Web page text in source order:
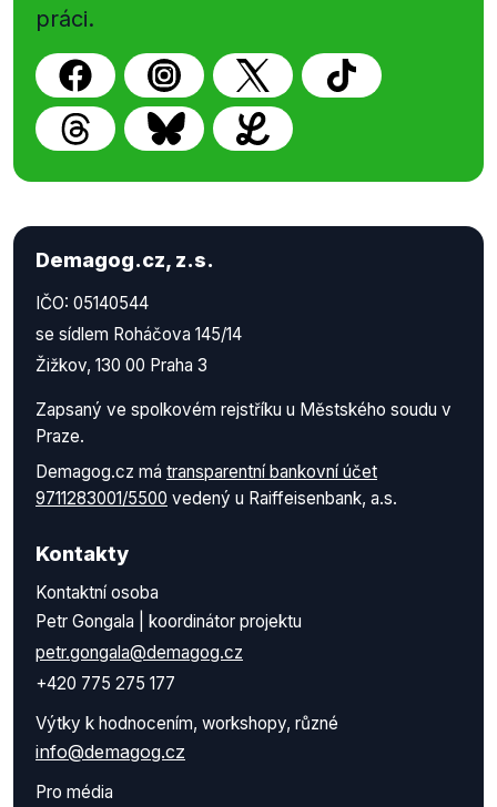
práci.
Demagog.cz, z.s.
IČO: 05140544
se sídlem Roháčova 145/14
Žižkov, 130 00 Praha 3
Zapsaný ve spolkovém rejstříku u Městského soudu v
Praze.
Demagog.cz má transparentní bankovní účet
9711283001/5500 vedený u Raiffeisenbank, a.s.
Kontakty
Kontaktní osoba
Petr Gongala | koordinátor projektu
petr.gongala@demagog.cz
+420 775 275 177
Výtky k hodnocením, workshopy, různé
info@demagog.cz
Pro média